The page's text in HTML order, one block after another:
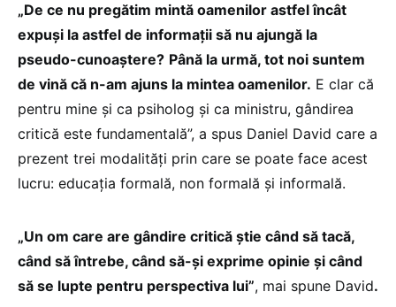
„De ce nu pregătim mintă oamenilor astfel încât
expuși la astfel de informații să nu ajungă la
pseudo-cunoaștere? Până la urmă, tot noi suntem
de vină că n-am ajuns la mintea oamenilor. E clar că
pentru mine și ca psiholog și ca ministru, gândirea
critică este fundamentală”, a spus Daniel David care a
prezent trei modalități prin care se poate face acest
lucru: educația formală, non formală și informală.
„Un om care are gândire critică știe când să tacă,
când să întrebe, când să-și exprime opinie și când
să se lupte pentru perspectiva lui”, mai spune David.